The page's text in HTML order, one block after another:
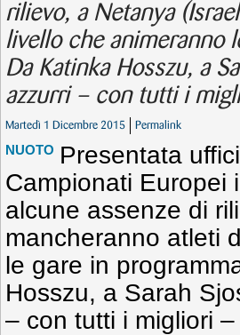
rilievo, a Netanya
livello che animeranno
Da Katinka Hosszu, a
azzurri – con tutti i
Martedì 1 Dicembre 2015 Permalink
NUOTO Presentata
Campionati Europei
alcune assenze di
mancheranno atleti
le gare in
Hosszu, a Sarah
– con tutti i migliori